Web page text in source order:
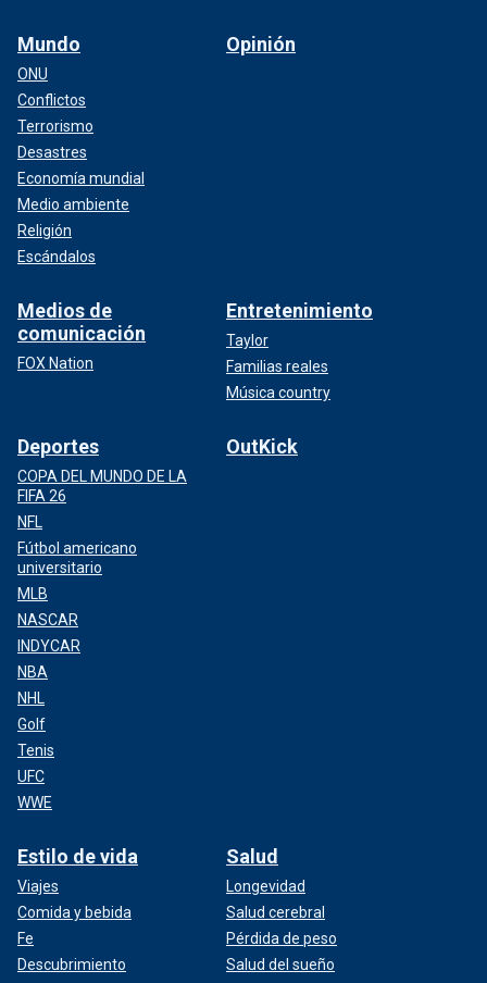
Mundo
ONU
Conflictos
Terrorismo
Desastres
Economía mundial
Medio ambiente
Religión
Escándalos
Opinión
Medios de
comunicación
FOX Nation
Entretenimiento
Taylor
Familias reales
Música country
Deportes
COPA DEL MUNDO DE LA
FIFA 26
NFL
Fútbol americano
universitario
MLB
NASCAR
INDYCAR
NBA
NHL
Golf
Tenis
UFC
WWE
OutKick
Estilo de vida
Viajes
Comida y bebida
Fe
Descubrimiento
Salud
Longevidad
Salud cerebral
Pérdida de peso
Salud del sueño